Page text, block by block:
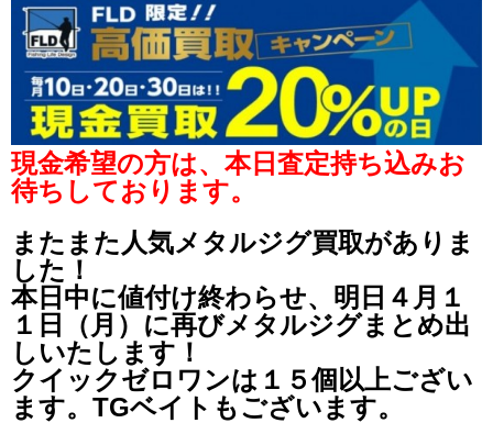
現金希望の方は、本日査定持ち込みお
待ちしております。
またまた人気メタルジグ買取がありま
した！
本日中に値付け終わらせ、明日４月１
１日（月）に再びメタルジグまとめ出
しいたします！
クイックゼロワンは１５個以上ござい
ます。TGベイトもございます。